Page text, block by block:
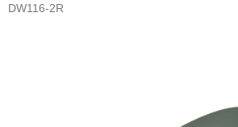
DW116-2R